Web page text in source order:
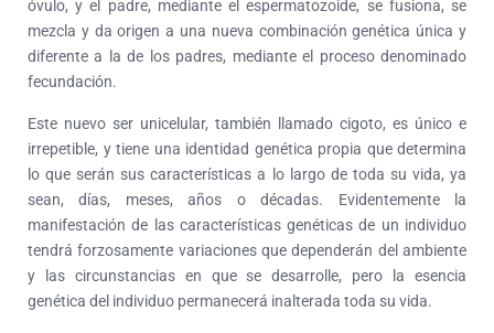
óvulo, y el padre, mediante el espermatozoide, se fusiona, se
mezcla y da origen a una nueva combinación genética única y
diferente a la de los padres, mediante el proceso denominado
fecundación.
Este nuevo ser unicelular, también llamado cigoto, es único e
irrepetible, y tiene una identidad genética propia que determina
lo que serán sus características a lo largo de toda su vida, ya
sean, días, meses, años o décadas. Evidentemente la
manifestación de las características genéticas de un individuo
tendrá forzosamente variaciones que dependerán del ambiente
y las circunstancias en que se desarrolle, pero la esencia
genética del individuo permanecerá inalterada toda su vida.